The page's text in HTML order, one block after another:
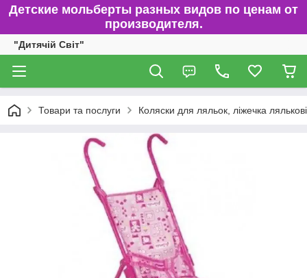
Детские мольберты разных видов по ценам от
производителя.
"Дитячій Світ"
Товари та послуги Коляски для ляльок, ліжечка